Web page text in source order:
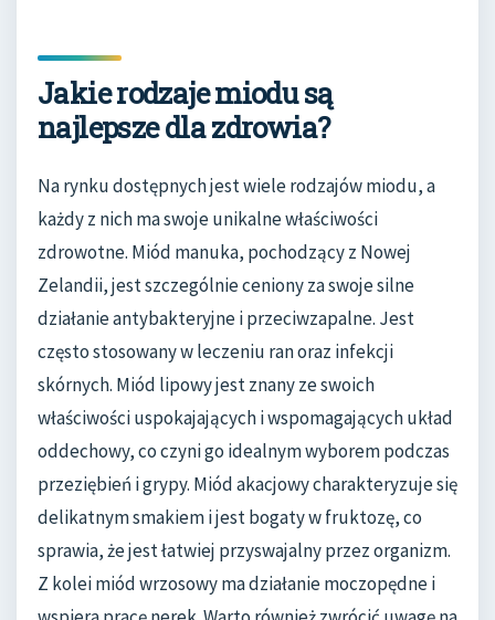
Jakie rodzaje miodu są
najlepsze dla zdrowia?
Na rynku dostępnych jest wiele rodzajów miodu, a
każdy z nich ma swoje unikalne właściwości
zdrowotne. Miód manuka, pochodzący z Nowej
Zelandii, jest szczególnie ceniony za swoje silne
działanie antybakteryjne i przeciwzapalne. Jest
często stosowany w leczeniu ran oraz infekcji
skórnych. Miód lipowy jest znany ze swoich
właściwości uspokajających i wspomagających układ
oddechowy, co czyni go idealnym wyborem podczas
przeziębień i grypy. Miód akacjowy charakteryzuje się
delikatnym smakiem i jest bogaty w fruktozę, co
sprawia, że jest łatwiej przyswajalny przez organizm.
Z kolei miód wrzosowy ma działanie moczopędne i